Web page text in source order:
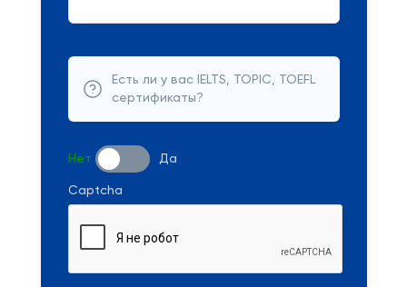
Есть ли у вас IELTS, TOPIC, TOEFL
сертификаты?
Нет Да
Captcha